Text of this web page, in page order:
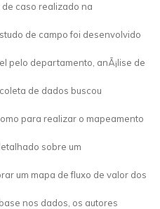
caso realizado na
de campo foi desenvolvido
pelo departamento, anÃ¡lise de
de dados buscou
para realizar o mapeamento
sobre um
um mapa de fluxo de valor dos
nos dados, os autores